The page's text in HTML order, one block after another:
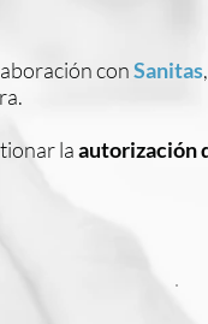
conSanitas
laautorización